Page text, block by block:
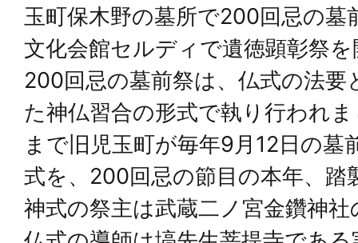
玉町保木野の墓所で200回忌の墓
文化会館セルディで遺徳顕彰祭
200回忌の墓前祭は、仏式の法要
た神仏習合の形式で執り行われ
まで旧児玉町が毎年9月12日の墓
式を、200回忌の節目の本年、踏
神式の祭主は武蔵二ノ宮金鑽神